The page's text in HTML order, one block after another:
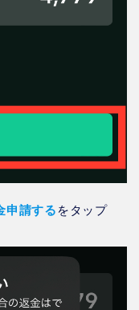
申請する をタップ